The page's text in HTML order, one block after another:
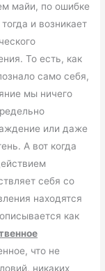
майи, по ошибке
и возникает
То есть, как
само себя,
мы ничего
или даже
А вот когда
себя со
находятся
как
что не
никаких